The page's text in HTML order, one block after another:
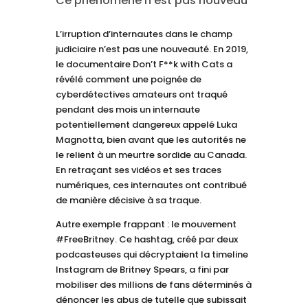
L’irruption d’internautes dans le champ
judiciaire n’est pas une nouveauté. En 2019,
le documentaire Don’t F**k with Cats a
révélé comment une poignée de
cyberdétectives amateurs ont traqué
pendant des mois un internaute
potentiellement dangereux appelé Luka
Magnotta, bien avant que les autorités ne
le relient à un meurtre sordide au Canada.
En retraçant ses vidéos et ses traces
numériques, ces internautes ont contribué
de manière décisive à sa traque.
Autre exemple frappant : le mouvement
#FreeBritney. Ce hashtag, créé par deux
podcasteuses qui décryptaient la timeline
Instagram de Britney Spears, a fini par
mobiliser des millions de fans déterminés à
dénoncer les abus de tutelle que subissait